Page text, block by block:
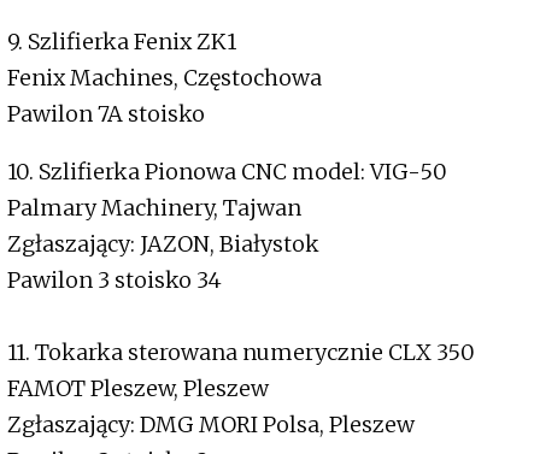
9. Szlifierka Fenix ZK1
Fenix Machines, Częstochowa
Pawilon 7A stoisko
10. Szlifierka Pionowa CNC model: VIG-50
Palmary Machinery, Tajwan
Zgłaszający: JAZON, Białystok
Pawilon 3 stoisko 34
11. Tokarka sterowana numerycznie CLX 350
FAMOT Pleszew, Pleszew
Zgłaszający: DMG MORI Polsa, Pleszew